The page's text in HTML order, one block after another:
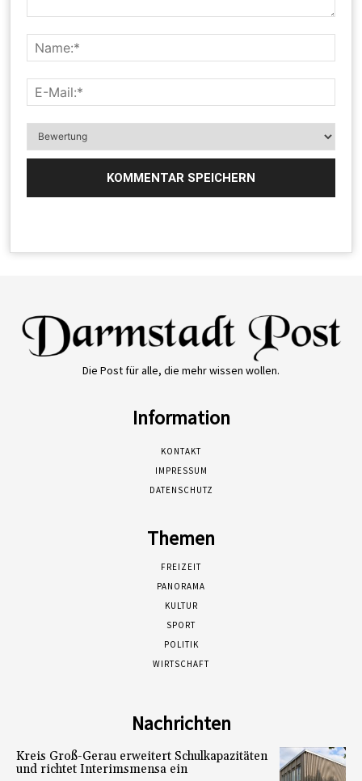
Die Post für alle, die mehr wissen wollen.
Information
KONTAKT
IMPRESSUM
DATENSCHUTZ
Themen
FREIZEIT
PANORAMA
KULTUR
SPORT
POLITIK
WIRTSCHAFT
Nachrichten
Kreis Groß-Gerau erweitert Schulkapazitäten
und richtet Interimsmensa ein